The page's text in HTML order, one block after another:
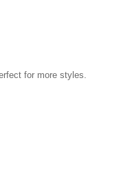
for more styles.